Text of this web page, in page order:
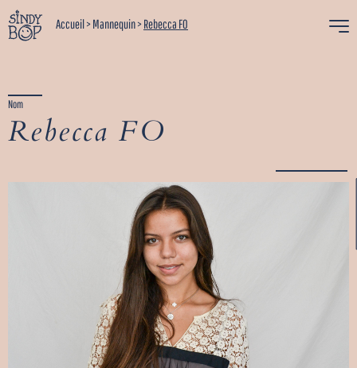
Accueil>Mannequin>Rebecca FO
Nom
Rebecca FO